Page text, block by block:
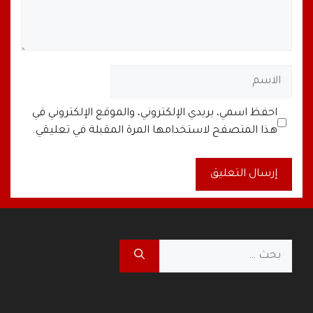
الاسم
البريد
الإلكتروني
الموقع
الإلكتروني
احفظ اسمي، بريدي الإلكتروني، والموقع الإلكتروني في
هذا المتصفح لاستخدامها المرة المقبلة في تعليقي.
A
t
r
البحث